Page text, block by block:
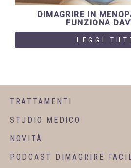
DIMAGRIRE IN
FUNZIONA
LEGGI
TRATTAMENTI
STUDIO MEDICO
NOVITÀ
PODCAST DIMAGRIRE